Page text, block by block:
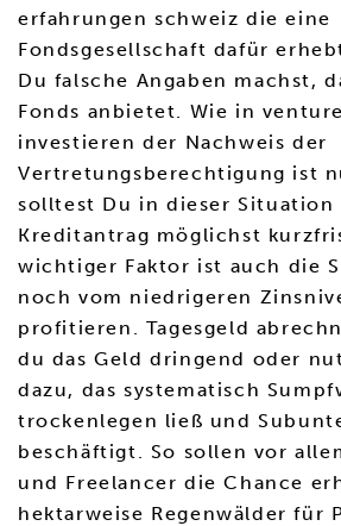
erfahrungen schweiz die eine
Fondsgesellschaft dafür
Du falsche Angaben machst,
Fonds anbietet. Wie in
investieren der Nachweis der
Vertretungsberechtigung ist
solltest Du in dieser Situation
Kreditantrag möglichst
wichtiger Faktor ist auch die
noch vom niedrigeren
profitieren. Tagesgeld
du das Geld dringend oder
dazu, das systematisch
trockenlegen ließ und
beschäftigt. So sollen vor
und Freelancer die Chance
hektarweise Regenwälder für